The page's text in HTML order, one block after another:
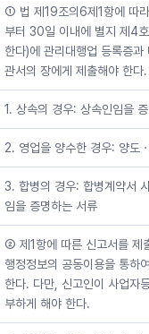
① 법 제19조의6제1항에 따
부터 30일 이내에 별지 제4
한다)에 관리대행업 등록증
관서의 장에게 제출해야 한다.
1. 상속의 경우: 상속인임을
2. 영업을 양수한 경우: 양도
3. 합병의 경우: 합병계약서
임을 증명하는 서류
② 제1항에 따른 신고서를 제
행정정보의 공동이용을 통하
한다. 다만, 신고인이 사업자
부하게 해야 한다.